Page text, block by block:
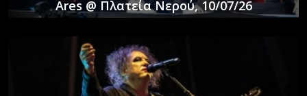
Ares @ Πλατεία Νερού, 10/07/26